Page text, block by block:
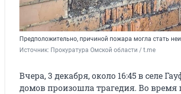
Предположительно, причиной пожара могла стать
Источник: Прокуратура Омской области / t.me
Вчера, 3 декабря, около 16:45 в селе
домов произошла трагедия. Во